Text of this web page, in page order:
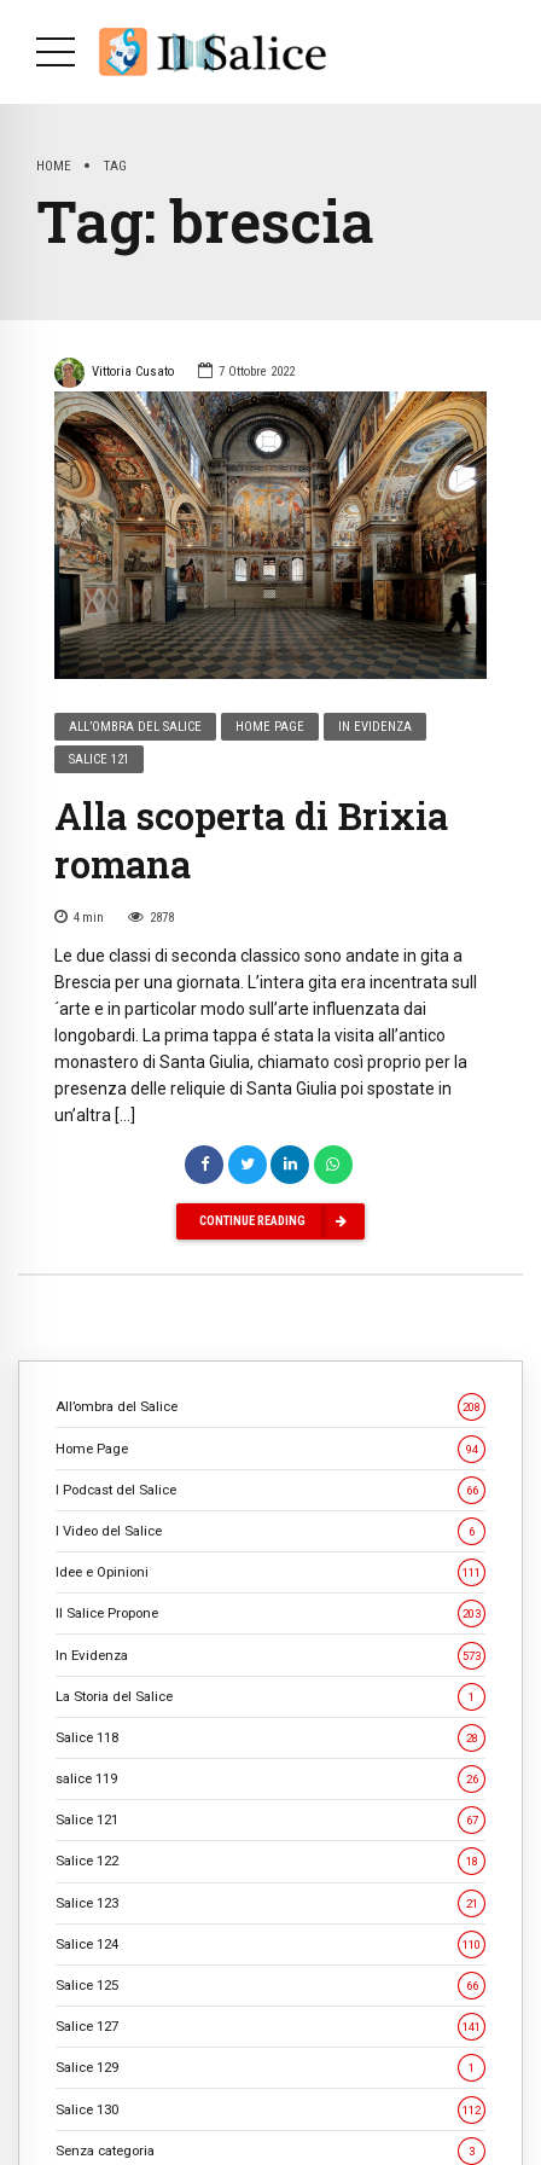
HOME TAG
Tag:brescia
Vittoria Cusato 7 Ottobre 2022
ALL’OMBRA DEL SALICE HOME PAGE IN EVIDENZA
SALICE 121
Alla scoperta di Brixia
romana
4 min 2878
Le due classi di seconda classico sono andate in gita a
Brescia per una giornata. L’intera gita era incentrata sull
´arte e in particolar modo sull’arte influenzata dai
longobardi. La prima tappa é stata la visita all’antico
monastero di Santa Giulia, chiamato così proprio per la
presenza delle reliquie di Santa Giulia poi spostate in
un’altra […]
CONTINUE READING
All’ombra del Salice 208
Home Page 94
I Podcast del Salice 66
I Video del Salice 6
Idee e Opinioni 111
Il Salice Propone 203
In Evidenza 573
La Storia del Salice 1
Salice 118 28
salice 119 26
Salice 121 67
Salice 122 18
Salice 123 21
Salice 124 110
Salice 125 66
Salice 127 141
Salice 129 1
Salice 130 112
Senza categoria 3